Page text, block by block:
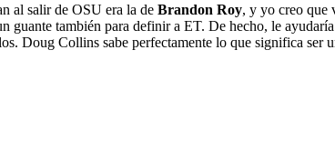
al salir de OSU era la de Brandon Roy, y yo creo que
guante también para definir a ET. De hecho, le
Doug Collins sabe perfectamente lo que significa